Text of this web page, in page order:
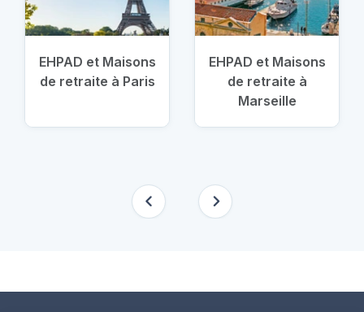
EHPAD et Maisons
de retraite à Paris
EHPAD et Maisons
de retraite à
Marseille